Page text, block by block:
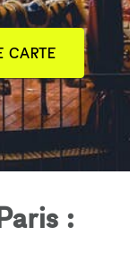
CARTE
: